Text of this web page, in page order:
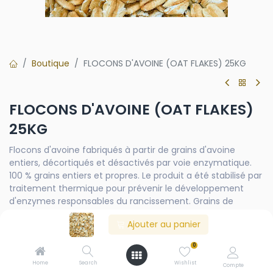
Ajouter au panier
Home Search
0
Wishlist Compte
Boutique FLOCONS D'AVOINE (OAT FLAKES) 25KG
FLOCONS D'AVOINE (OAT FLAKES)
25KG
Flocons d'avoine fabriqués à partir de grains d'avoine
entiers, décortiqués et désactivés par voie enzymatique.
100 % grains entiers et propres. Le produit a été stabilisé par
traitement thermique pour prévenir le développement
d'enzymes responsables du rancissement. Grains de
couleur blanche avec des nuances de brun clair ou
d'acajou. Forme irrégulière, surface lisse et dimensions
homogènes. Goût et arôme distinctifs de l'avoine grillée,
sans odeurs ni saveurs étrangères. Contient du gluten.